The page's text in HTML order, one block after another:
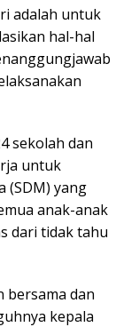
adalah untuk
hal-hal
sekolah dan
untuk
(SDM) yang
anak-anak
dari tidak tahu
bersama dan
kepala